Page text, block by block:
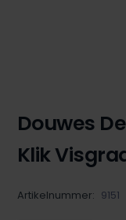
Douwes
Klik
Artikelnummer: 9151